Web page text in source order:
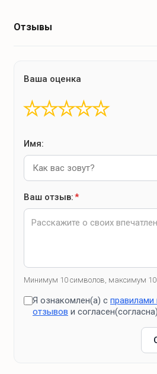
Отзывы
Ваша оценка
★
★
★
★
★
Имя:
Ваш отзыв:*
Минимум 10 символов, максимум
Я ознакомлен(а) с правилами
отзывов и